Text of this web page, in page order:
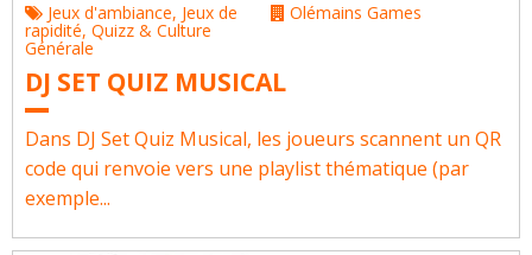
Jeux d'ambiance, Jeux de
rapidité,Quizz & Culture
Générale
Olémains Games
DJ SET QUIZ MUSICAL
Dans DJ Set Quiz Musical, les joueurs scannent un QR
code qui renvoie vers une playlist thématique (par
exemple...